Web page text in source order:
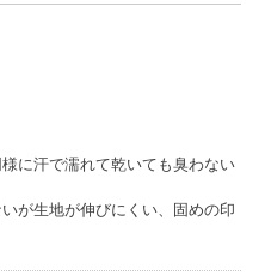
に汗で濡れて乾いても臭わない
が生地が伸びにくい、固めの印